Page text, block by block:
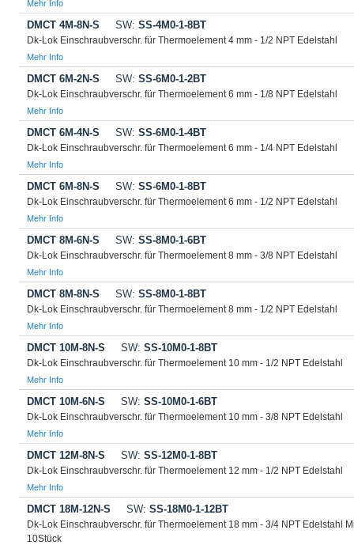
Mehr Info
DMCT 4M-8N-S SW: SS-4M0-1-8BT
Dk-Lok Einschraubverschr. für Thermoelement 4 mm - 1/2 NPT Edelstahl
Mehr Info
DMCT 6M-2N-S SW: SS-6M0-1-2BT
Dk-Lok Einschraubverschr. für Thermoelement 6 mm - 1/8 NPT Edelstahl
Mehr Info
DMCT 6M-4N-S SW: SS-6M0-1-4BT
Dk-Lok Einschraubverschr. für Thermoelement 6 mm - 1/4 NPT Edelstahl
Mehr Info
DMCT 6M-8N-S SW: SS-6M0-1-8BT
Dk-Lok Einschraubverschr. für Thermoelement 6 mm - 1/2 NPT Edelstahl
Mehr Info
DMCT 8M-6N-S SW: SS-8M0-1-6BT
Dk-Lok Einschraubverschr. für Thermoelement 8 mm - 3/8 NPT Edelstahl
Mehr Info
DMCT 8M-8N-S SW: SS-8M0-1-8BT
Dk-Lok Einschraubverschr. für Thermoelement 8 mm - 1/2 NPT Edelstahl
Mehr Info
DMCT 10M-8N-S SW: SS-10M0-1-8BT
Dk-Lok Einschraubverschr. für Thermoelement 10 mm - 1/2 NPT Edelstahl
Mehr Info
DMCT 10M-6N-S SW: SS-10M0-1-6BT
Dk-Lok Einschraubverschr. für Thermoelement 10 mm - 3/8 NPT Edelstahl
Mehr Info
DMCT 12M-8N-S SW: SS-12M0-1-8BT
Dk-Lok Einschraubverschr. für Thermoelement 12 mm - 1/2 NPT Edelstahl
Mehr Info
DMCT 18M-12N-S SW: SS-18M0-1-12BT
Dk-Lok Einschraubverschr. für Thermoelement 18 mm - 3/4 NPT Edelstahl
10Stück